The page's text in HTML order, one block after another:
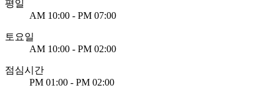
평일
AM 10:00 - PM 07:00
토요일
AM 10:00 - PM 02:00
점심시간
PM 01:00 - PM 02:00